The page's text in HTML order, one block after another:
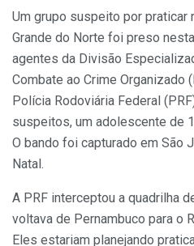
Um grupo suspeito por praticar
Grande do Norte foi preso
agentes da Divisão
Combate ao Crime Organizado
Polícia Rodoviária Federal
suspeitos, um adolescente de
O bando foi capturado em São
Natal.
A PRF interceptou a quadrilha
voltava de Pernambuco para o
Eles estariam planejando